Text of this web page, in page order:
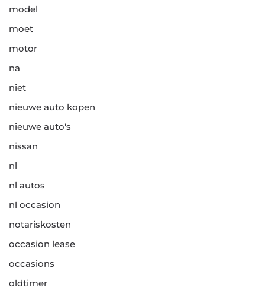
model
moet
motor
na
niet
nieuwe auto kopen
nieuwe auto's
nissan
nl
nl autos
nl occasion
notariskosten
occasion lease
occasions
oldtimer